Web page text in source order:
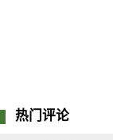
热门评论